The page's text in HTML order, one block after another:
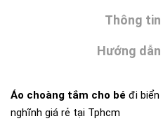
Thông
Hướng
Áo choàng tắm cho bé đi biển
nghĩnh giá rẻ tại Tphcm